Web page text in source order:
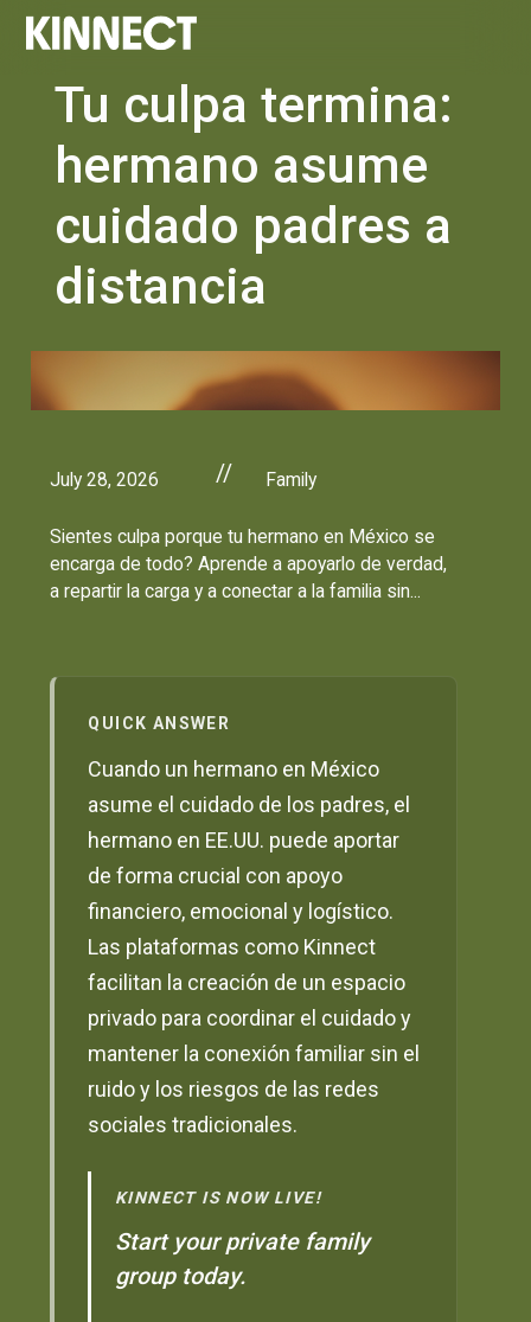
Tu culpa termina:
hermano asume
cuidado padres a
distancia
July 28, 2026 // Family
Sientes culpa porque tu hermano en México se
encarga de todo? Aprende a apoyarlo de verdad,
a repartir la carga y a conectar a la familia sin...
QUICK ANSWER
Cuando un hermano en México
asume el cuidado de los padres, el
hermano en EE.UU. puede aportar
de forma crucial con apoyo
financiero, emocional y logístico.
Las plataformas como Kinnect
facilitan la creación de un espacio
privado para coordinar el cuidado y
mantener la conexión familiar sin el
ruido y los riesgos de las redes
sociales tradicionales.
KINNECT IS NOW LIVE!
Start your private family
group today.